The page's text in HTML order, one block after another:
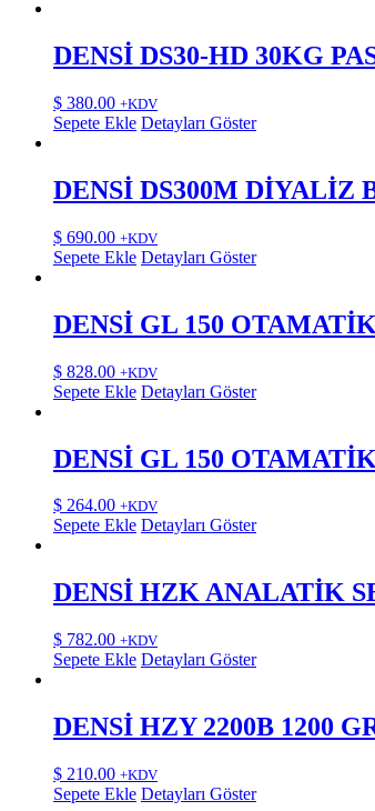
DENSİ DS30-HD 30KG
$ 380.00 +KDV
Sepete Ekle Detayları Göster
DENSİ DS300M DİYALİZ
$ 690.00 +KDV
Sepete Ekle Detayları Göster
DENSİ GL 150
$ 828.00 +KDV
Sepete Ekle Detayları Göster
DENSİ GL 150
$ 264.00 +KDV
Sepete Ekle Detayları Göster
DENSİ HZK ANALATİK
$ 782.00 +KDV
Sepete Ekle Detayları Göster
DENSİ HZY 2200B 1200
$ 210.00 +KDV
Sepete Ekle Detayları Göster